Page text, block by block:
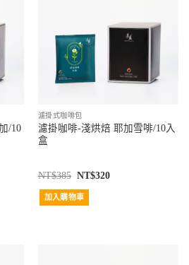
/10
濾掛式咖啡包
濾掛咖啡-淺烘焙 耶加雪啡/10入
盒
NT$385 NT$320
加入購物車